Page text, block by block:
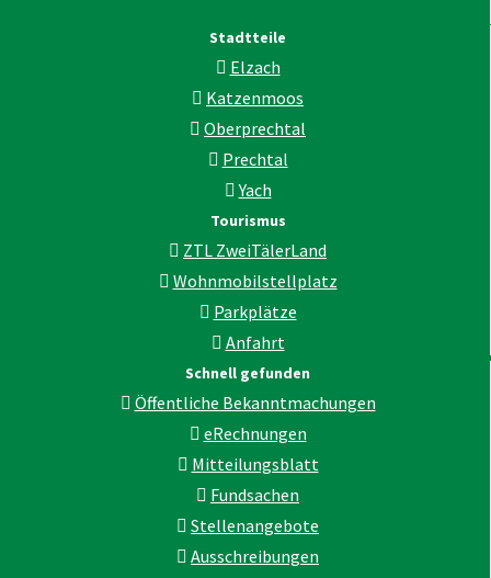
Stadtteile
Elzach
Katzenmoos
Oberprechtal
Prechtal
Yach
Tourismus
ZTL ZweiTälerLand
Wohnmobilstellplatz
Parkplätze
Anfahrt
Schnell gefunden
Öffentliche Bekanntmachungen
eRechnungen
Mitteilungsblatt
Fundsachen
Stellenangebote
Ausschreibungen